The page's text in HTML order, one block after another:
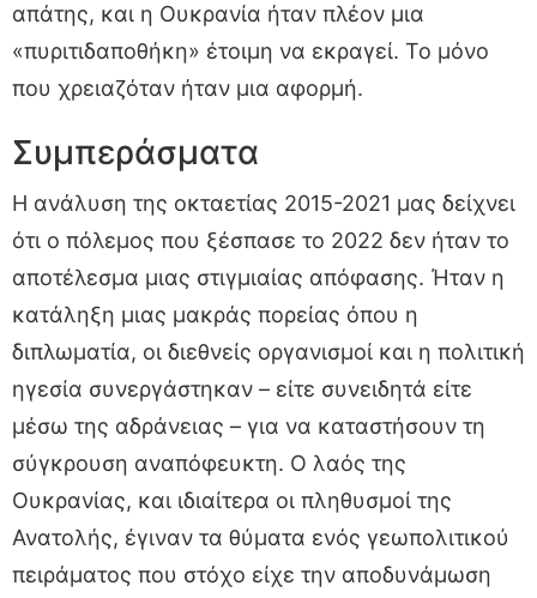
απάτης, και η Ουκρανία ήταν πλέον μια
«πυριτιδαποθήκη» έτοιμη να εκραγεί. Το μόνο
που χρειαζόταν ήταν μια αφορμή.
Συμπεράσματα
Η ανάλυση της οκταετίας 2015-2021 μας δείχνει
ότι ο πόλεμος που ξέσπασε το 2022 δεν ήταν το
αποτέλεσμα μιας στιγμιαίας απόφασης. Ήταν η
κατάληξη μιας μακράς πορείας όπου η
διπλωματία, οι διεθνείς οργανισμοί και η πολιτική
ηγεσία συνεργάστηκαν – είτε συνειδητά είτε
μέσω της αδράνειας – για να καταστήσουν τη
σύγκρουση αναπόφευκτη. Ο λαός της
Ουκρανίας, και ιδιαίτερα οι πληθυσμοί της
Ανατολής, έγιναν τα θύματα ενός γεωπολιτικού
πειράματος που στόχο είχε την αποδυνάμωση